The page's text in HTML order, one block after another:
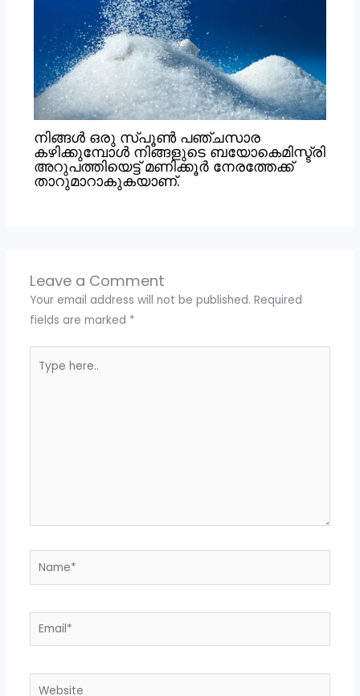
നിങ്ങൾ ഒരു സ്പൂൺ പഞ്ചസാര
കഴിക്കുമ്പോൾ നിങ്ങളുടെ ബയോകെമിസ്ട്രി
അറുപത്തിയെട്ട് മണിക്കൂർ നേരത്തേക്ക്
താറുമാറാകുകയാണ്.
Leave a Comment
Your email address will not be published. Required
fields are marked *
here..
Name*
Email*
Website